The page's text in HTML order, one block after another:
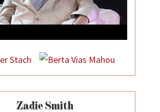
Zadie Smith